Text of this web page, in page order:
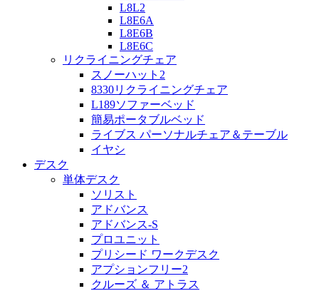
L8L2
L8E6A
L8E6B
L8E6C
リクライニングチェア
スノーハット2
8330リクライニングチェア
L189ソファーベッド
簡易ポータブルベッド
ライブス パーソナルチェア＆テーブル
イヤシ
デスク
単体デスク
ソリスト
アドバンス
アドバンス-S
プロユニット
プリシード ワークデスク
アプションフリー2
クルーズ ＆ アトラス